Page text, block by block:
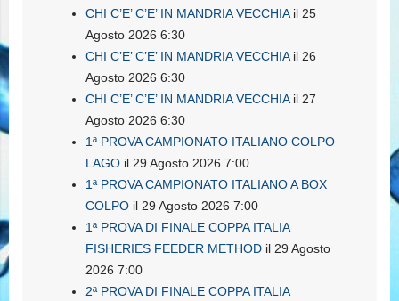
CHI C’E’ C’E’ IN MANDRIA VECCHIAil 25
Agosto 2026 6:30
CHI C’E’ C’E’ IN MANDRIA VECCHIAil 26
Agosto 2026 6:30
CHI C’E’ C’E’ IN MANDRIA VECCHIAil 27
Agosto 2026 6:30
1ª PROVA CAMPIONATO ITALIANO COLPO
LAGO il 29 Agosto 2026 7:00
1ª PROVA CAMPIONATO ITALIANO A BOX
COLPO il 29 Agosto 2026 7:00
1ª PROVA DI FINALE COPPA ITALIA
FISHERIES FEEDER METHOD il 29 Agosto
2026 7:00
2ª PROVA DI FINALE COPPA ITALIA